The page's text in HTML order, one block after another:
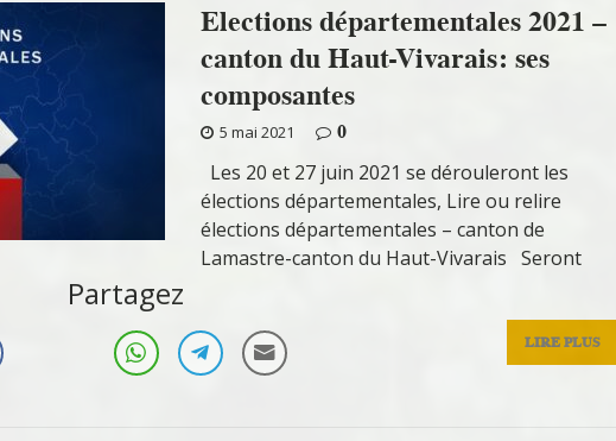
Elections départementales 2021 –
canton du Haut-Vivarais: ses
composantes
5 mai 2021
0
Les 20 et 27 juin 2021 se dérouleront les
élections départementales, Lire ou relire
élections départementales – canton de
Lamastre-canton du Haut-Vivarais Seront
LIRE PLUS
Partagez